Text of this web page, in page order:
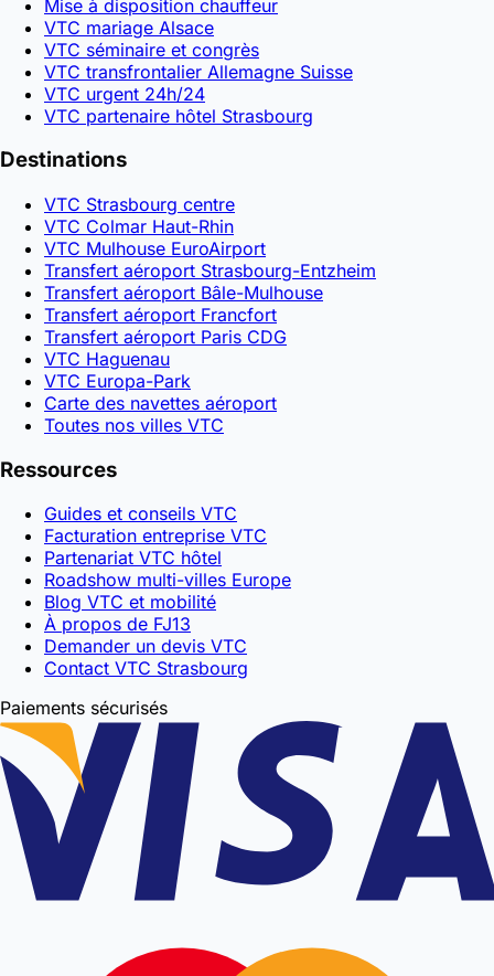
Mise à disposition chauffeur
VTC mariage Alsace
VTC séminaire et congrès
VTC transfrontalier Allemagne Suisse
VTC urgent 24h/24
VTC partenaire hôtel Strasbourg
Destinations
VTC Strasbourg centre
VTC Colmar Haut-Rhin
VTC Mulhouse EuroAirport
Transfert aéroport Strasbourg-Entzheim
Transfert aéroport Bâle-Mulhouse
Transfert aéroport Francfort
Transfert aéroport Paris CDG
VTC Haguenau
VTC Europa-Park
Carte des navettes aéroport
Toutes nos villes VTC
Ressources
Guides et conseils VTC
Facturation entreprise VTC
Partenariat VTC hôtel
Roadshow multi-villes Europe
Blog VTC et mobilité
À propos de FJ13
Demander un devis VTC
Contact VTC Strasbourg
Paiements sécurisés